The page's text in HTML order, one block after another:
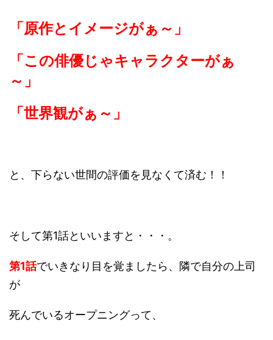
「原作とイメージがぁ～」
「この俳優じゃキャラクターがぁ
～」
「世界観がぁ～ 」
と、下らない世間の評価を見なくて済む！！
そして第1話といいますと・・・。
第1話でいきなり目を覚ましたら、隣で自分の上司
が
死んでいるオープニングって、